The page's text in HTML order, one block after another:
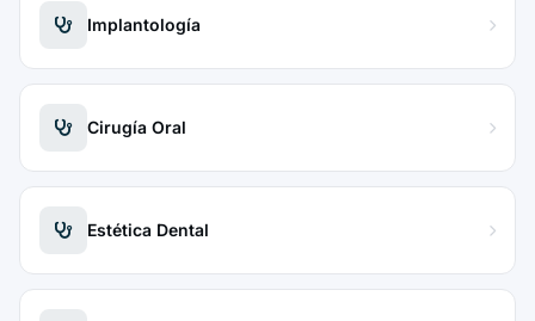
Implantología
Cirugía Oral
Estética Dental